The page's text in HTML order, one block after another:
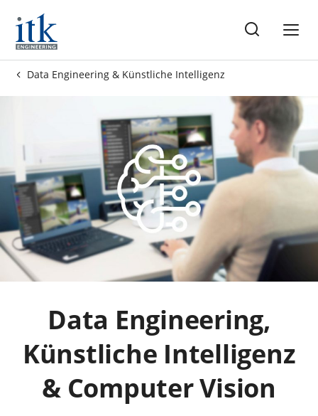
Data Engineering & Künstliche Intelligenz
Data Engineering,
Künstliche Intelligenz
& Computer Vision